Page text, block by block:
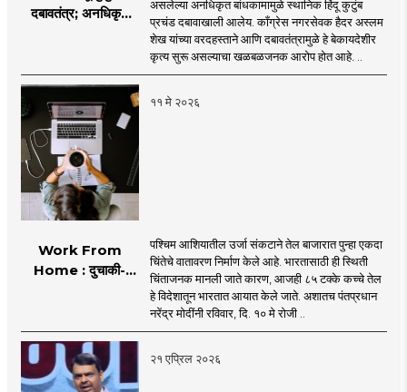
दबावतंत्र; अनधिकृत
असलेल्या अनधिकृत बांधकामामुळे स्थानिक हिंदू कुटुंब
प्रचंड दबावाखाली आलेय. काँग्रेस नगरसेवक हैदर अस्लम
शेख यांच्या वरदहस्ताने आणि दबावतंत्रामुळे हे बेकायदेशीर
कृत्य सुरू असल्याचा खळबळजनक आरोप होत आहे. ..
११ मे २०२६
Work From
Home : दुचाकी-
शक्य
पश्चिम आशियातील उर्जा संकटाने तेल बाजारात पुन्हा एकदा
चिंतेचे वातावरण निर्माण केले आहे. भारतासाठी ही स्थिती
चिंताजनक मानली जाते कारण, आजही ८५ टक्के कच्चे तेल
हे विदेशातून भारतात आयात केले जाते. अशातच पंतप्रधान
नरेंद्र मोदींनी रविवार, दि. १० मे रोजी ..
२१ एप्रिल २०२६